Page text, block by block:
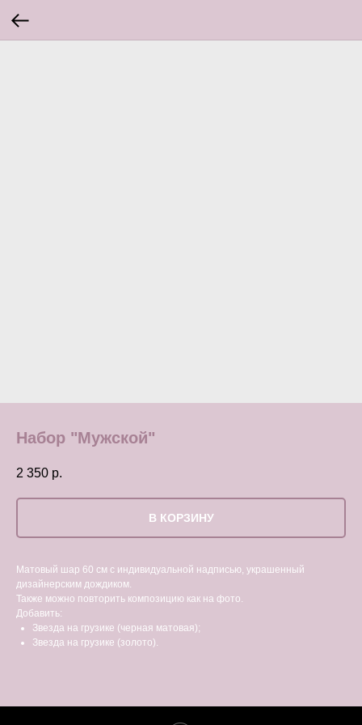
Набор "Мужской"
2 350 р.
В КОРЗИНУ
Матовый шар 60 см с индивидуальной надписью, украшенный
дизайнерским дождиком.
Также можно повторить композицию как на фото.
Добавить:
Звезда на грузике (черная матовая);
Звезда на грузике (золото).